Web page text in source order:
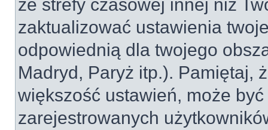
ze strefy czasowej innej niż
zaktualizować ustawienia
odpowiednią dla twojego
Madryd, Paryż itp.). Pamiętaj,
większość ustawień, może
zarejestrowanych